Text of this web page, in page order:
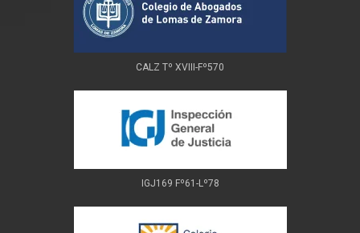
CALZ Tº XVIII-Fº570
IGJ169 Fº61-Lº78